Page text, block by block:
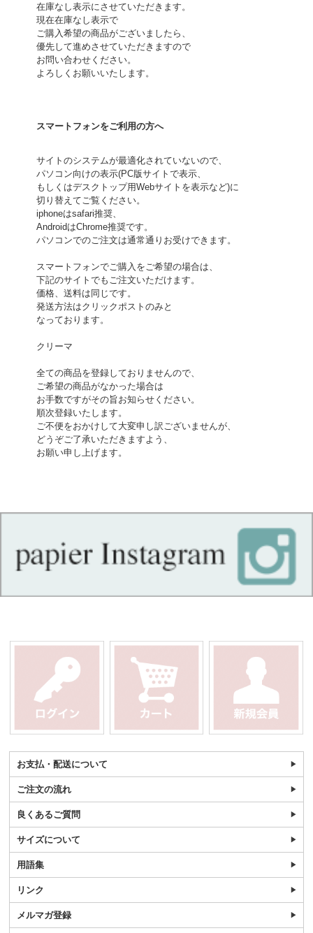
在庫なし表示にさせていただきます。
現在在庫なし表示で
ご購入希望の商品がございましたら、
優先して進めさせていただきますので
お問い合わせください。
よろしくお願いいたします。
スマートフォンをご利用の方へ
サイトのシステムが最適化されていないので、
パソコン向けの表示(PC版サイトで表示、
もしくはデスクトップ用Webサイトを表示など)に
切り替えてご覧ください。
iphoneはsafari推奨、
AndroidはChrome推奨です。
パソコンでのご注文は通常通りお受けできます。
スマートフォンでご購入をご希望の場合は、
下記のサイトでもご注文いただけます。
価格、送料は同じです。
発送方法はクリックポストのみと
なっております。
クリーマ
全ての商品を登録しておりませんので、
ご希望の商品がなかった場合は
お手数ですがその旨お知らせください。
順次登録いたします。
ご不便をおかけして大変申し訳ございませんが、
どうぞご了承いただきますよう、
お願い申し上げます。
お支払・配送について
ご注文の流れ
良くあるご質問
サイズについて
用語集
リンク
メルマガ登録